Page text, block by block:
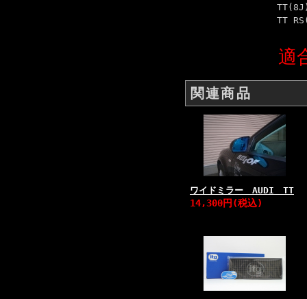
TT
適
関連商品
ワイドミラー AUDI TT
14,300円(税込)